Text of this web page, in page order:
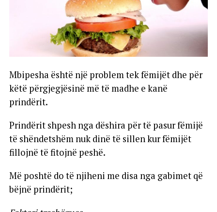
Mbipesha është një problem tek fëmijët dhe për
këtë përgjegjësinë më të madhe e kanë
prindërit.
Prindërit shpesh nga dëshira për të pasur fëmijë
të shëndetshëm nuk dinë të sillen kur fëmijët
fillojnë të fitojnë peshë.
Më poshtë do të njiheni me disa nga gabimet që
bëjnë prindërit;